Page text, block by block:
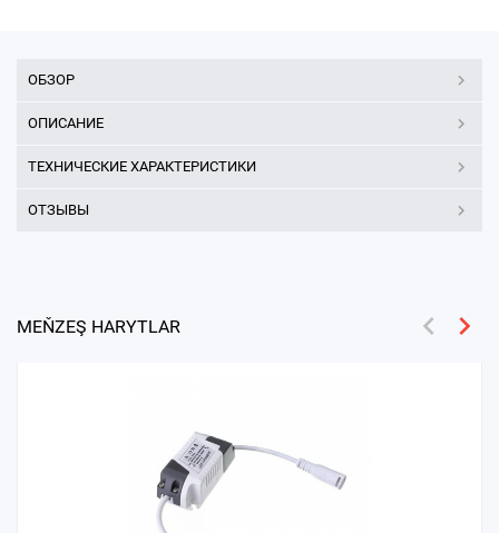
ОБЗОР
ОПИСАНИЕ
ТЕХНИЧЕСКИЕ ХАРАКТЕРИСТИКИ
ОТЗЫВЫ
MEŇZEŞ HARYTLAR